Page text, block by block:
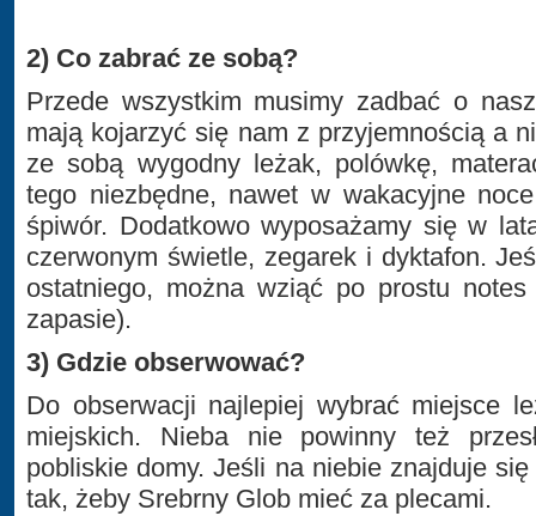
2) Co zabrać ze sobą?
Przede wszystkim musimy zadbać o
mają kojarzyć się nam z przyjemnością a
ze sobą wygodny leżak, polówkę,
tego niezbędne, nawet w wakacyjne
śpiwór. Dodatkowo wyposażamy się w
czerwonym świetle, zegarek i dyktafon.
ostatniego, można wziąć po prostu
zapasie).
3) Gdzie obserwować?
Do obserwacji najlepiej wybrać miejsce
miejskich. Nieba nie powinny też
pobliskie domy. Jeśli na niebie znajduje
tak, żeby Srebrny Glob mieć za plecami.